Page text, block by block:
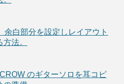
余白部分を設定しレイアウト
法。
のギターソロを耳コピ